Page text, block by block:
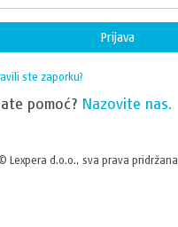
Prijava
ste zaporku?
pomoć? Nazovite nas.
Lexpera d.o.o., sva prava pridržana